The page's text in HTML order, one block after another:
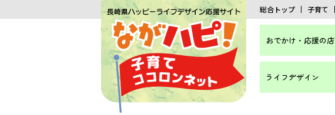
総合トップ 子育て
おでかけ・応援の店
ライフデザイン